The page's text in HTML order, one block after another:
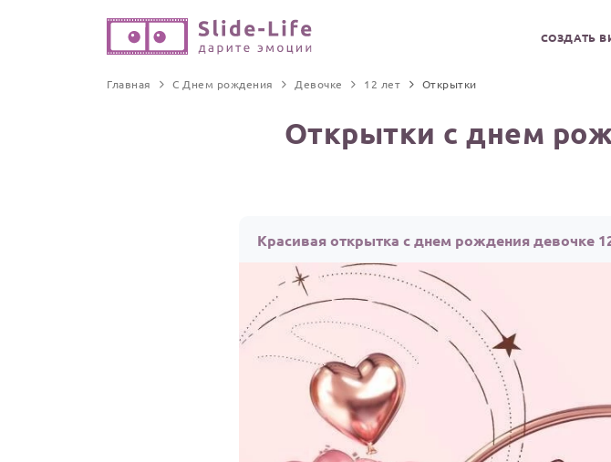
СОЗДАТЬ
Главная С Днем рождения Девочке 12 лет Открытки
Открытки с днем
Красивая открытка с днем рождения девочке